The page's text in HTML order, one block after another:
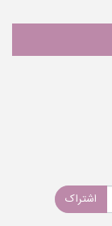
اشتراک